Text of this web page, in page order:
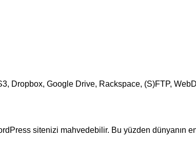
Dropbox, Google Drive, Rackspace, (S)FTP,
sitenizi mahvedebilir. Bu yüzden dünyanın